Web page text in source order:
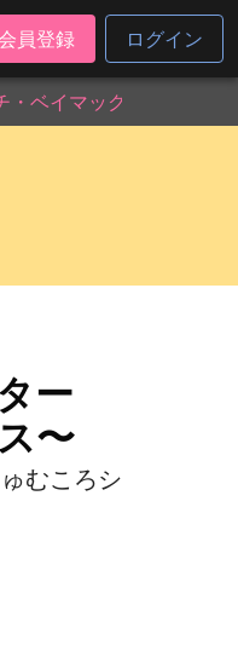
員登録 ログイン
ベイマックス〜
ー
〜
むころシ